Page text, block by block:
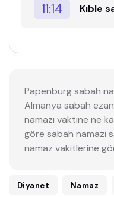
11:14 Kıble
Papenburg sabah
Almanya sabah
namazı vaktine ne
göre sabah namazı
namaz vakitlerine
Diyanet Namaz